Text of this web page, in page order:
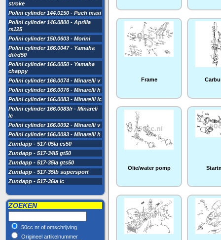
stroke
Polini cylinder 144.0150 - Puch maxi
Polini cylinder 146.0800 - Aprilia
rs125
Polini cylinder 150.0603 - Morini
Polini cylinder 166.0047 - Yamaha
dt/rd50
Polini cylinder 166.0050 - Yamaha
chappy
Polini cylinder 166.0074 - Minarelli v
Polini cylinder 166.0076 - Minarelli h
Polini cylinder 166.0083 - Minarelli lc
Polini cylinder 166.0083/r - Minareli
lc
Polini cylinder 166.0092 - Minarelli v
Polini cylinder 166.0093 - Minarelli h
Zundapp - 517-05la cs50
Zundapp - 517-34l5 gt50
Zundapp - 517-35la gts50
Zundapp - 517-35lb supersport
Zundapp - 517-36la lc
ZOEKEN
50cc nr of omschrijving
Origineel artikelnummer
Frame
Olie/water pomp